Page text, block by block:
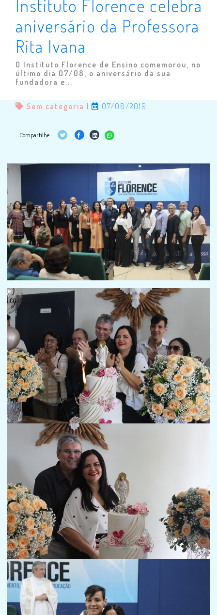
Instituto Florence celebra
aniversário da Professora
Rita Ivana
O Instituto Florence de Ensino comemorou, no
último dia 07/08, o aniversário da sua
fundadora e...
Sem categoria 07/08/2019
Compartilhe :